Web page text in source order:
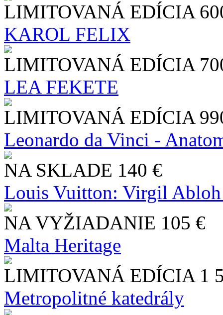
LIMITOVANÁ EDÍCIA
KAROL FELIX
LIMITOVANÁ EDÍCIA
LEA FEKETE
LIMITOVANÁ EDÍCIA
Leonardo da Vinci -
NA SKLADE 140 €
Louis Vuitton: Virgil
NA VYŽIADANIE 105 €
Malta Heritage
LIMITOVANÁ EDÍCIA 1
Metropolitné katedrály